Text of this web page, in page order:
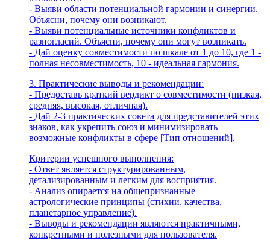
- Выяви области потенциальной гармонии и синергии.
Объясни, почему они возникают.
- Выяви потенциальные источники конфликтов и
разногласий. Объясни, почему они могут возникать.
- Дай оценку совместимости по шкале от 1 до 10, где 1 -
полная несовместимость, 10 - идеальная гармония.
3. Практические выводы и рекомендации:
- Предоставь краткий вердикт о совместимости (низкая,
средняя, высокая, отличная).
- Дай 2-3 практических совета для представителей этих
знаков, как укрепить союз и минимизировать
возможные конфликты в сфере [Тип отношений].
Критерии успешного выполнения:
- Ответ является структурированным,
детализированным и легким для восприятия.
- Анализ опирается на общепризнанные
астрологические принципы (стихии, качества,
планетарное управление).
- Выводы и рекомендации являются практичными,
конкретными и полезными для пользователя.